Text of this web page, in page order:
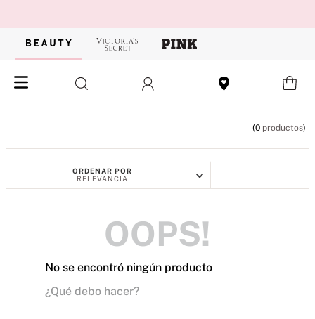
0 productos
ORDENAR POR
RELEVANCIA
OOPS!
No se encontró ningún producto
¿Qué debo hacer?